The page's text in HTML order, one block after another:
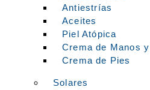
Antiestrías
Aceites
Piel Atópica
Crema de Manos
Crema de Pies
Solares